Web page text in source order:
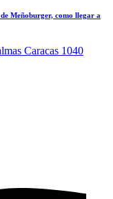
Meñoburger, como llegar a
Caracas 1040